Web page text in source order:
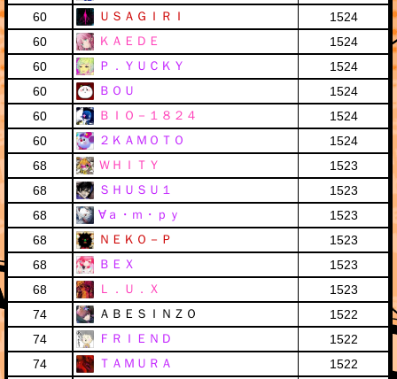
60
ＵＳＡＧＩＲＩ
1524
60
ＫＡＥＤＥ
1524
60
Ｐ．ＹＵＣＫＹ
1524
60
ＢＯＵ
1524
60
ＢＩＯ－１８２４
1524
60
２ＫＡＭＯＴＯ
1524
68
ＷＨＩＴＹ
1523
68
ＳＨＵＳＵ１
1523
68
∀ａ・ｍ・ｐｙ
1523
68
ＮＥＫＯ－Ｐ
1523
68
ＢＥＸ
1523
68
Ｌ．Ｕ．Ｘ
1523
74
ＡＢＥＳＩＮＺＯ
1522
74
ＦＲＩＥＮＤ
1522
74
ＴＡＭＵＲＡ
1522